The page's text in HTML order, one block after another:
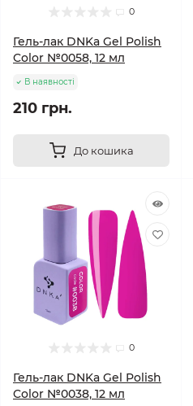
0
Гель-лак DNKa Gel Polish
Color №0058, 12 мл
В наявності
210 грн.
До кошика
0
Гель-лак DNKa Gel Polish
Color №0038, 12 мл